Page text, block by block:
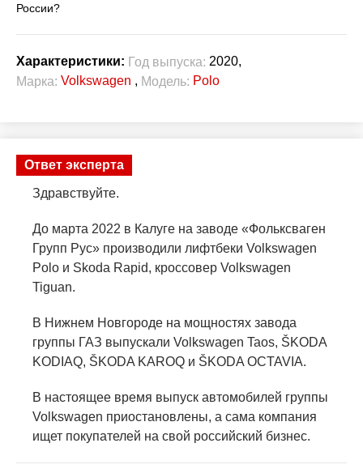
России?
Характеристики: Год выпуска: 2020,
Марка: Volkswagen , Модель: Polo
Ответ эксперта
Здравствуйте.
До марта 2022 в Калуге на заводе «Фольксваген
Групп Рус» производили лифтбеки Volkswagen
Polo и Skoda Rapid, кроссовер Volkswagen
Tiguan.
В Нижнем Новгороде на мощностях завода
группы ГАЗ выпускали Volkswagen Taos, ŠKODA
KODIAQ, ŠKODA KAROQ и ŠKODA OCTAVIA.
В настоящее время выпуск автомобилей группы
Volkswagen приостановлены, а сама компания
ищет покупателей на свой российский бизнес.